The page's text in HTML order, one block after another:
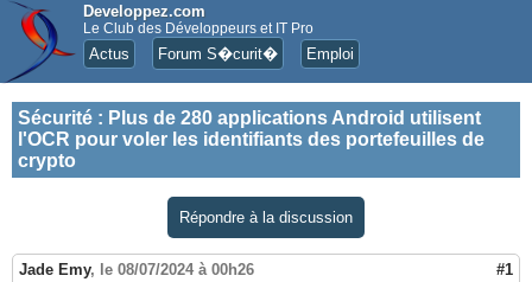
Developpez.com
Le Club des Développeurs et IT Pro
Actus Forum S�curit� Emploi
Sécurité : Plus de 280 applications Android utilisent
l'OCR pour voler les identifiants des portefeuilles de
crypto
Répondre à la discussion
Jade Emy, le 08/07/2024 à 00h26 #1